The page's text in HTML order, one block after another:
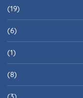
(19)
(6)
(1)
(8)